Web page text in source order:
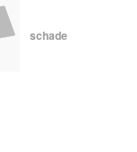
schade